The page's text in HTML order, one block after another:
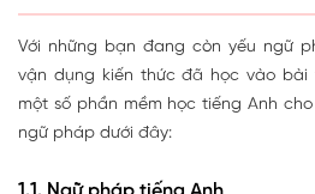
Với những bạn đang còn yếu ngữ
vận dụng kiến thức đã học vào
một số phần mềm học tiếng Anh
ngữ pháp dưới đây: